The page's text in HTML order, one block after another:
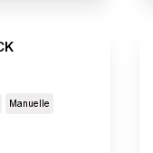
Manuelle